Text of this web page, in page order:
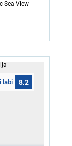
Sea View
labi 8.2